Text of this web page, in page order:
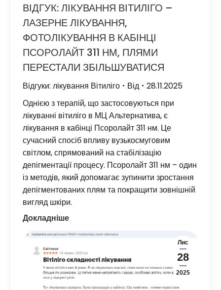
ВІДГУК: ЛІКУВАННЯ ВІТИЛІГО –
ЛАЗЕРНЕ ЛІКУВАННЯ,
ФОТОЛІКУВАННЯ В КАБІНЦІ
ПСОРОЛАЙТ 311 НМ, ПЛЯМИ
ПЕРЕСТАЛИ ЗБІЛЬШУВАТИСЯ
Відгуки: лікування Вітиліго Від
28.11.2025
Однією з терапій, що застосовуються при
лікуванні вітиліго в МЦ Альтернатива, є
лікування в кабінці Псоролайт 311 нм. Це
сучасний спосіб впливу вузькосмуговим
світлом, спрямований на стабілізацію
депігментації процесу. Псоролайт 311 нм – один
із методів, який допомагає зупинити зростання
депігментованих плям та покращити зовнішній
вигляд шкіри.
Докладніше
Лис
28
2025